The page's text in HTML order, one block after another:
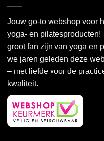
Deze
optie
kan
gekozen
worden
op
de
productpagina
Jouw go-to webshop voor
yoga- en
groot fan zijn van yoga en
we jaren geleden deze
– met liefde voor de
kwaliteit.